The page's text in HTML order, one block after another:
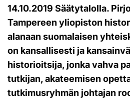
14.10.2019 Säätytalolla.
Tampereen yliopiston
alanaan suomalaisen
on kansallisesti ja
historioitsija, jonka vahva
tutkijan, akateemisen
tutkimusryhmän johtajan